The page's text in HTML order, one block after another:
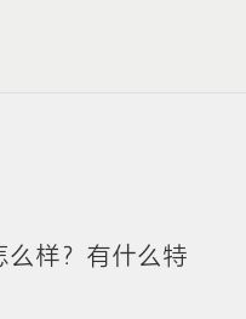
么样？有什么特